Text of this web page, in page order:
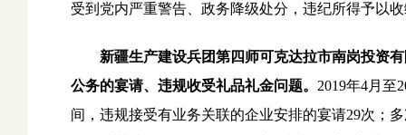
受到党内严重警告、政务降级处分，违纪所得予以
新疆生产建设兵团第四师可克达拉市南岗投资
公务的宴请、违规收受礼品礼金问题。 2019年4月至
间，违规接受有业务关联的企业安排的宴请29次；